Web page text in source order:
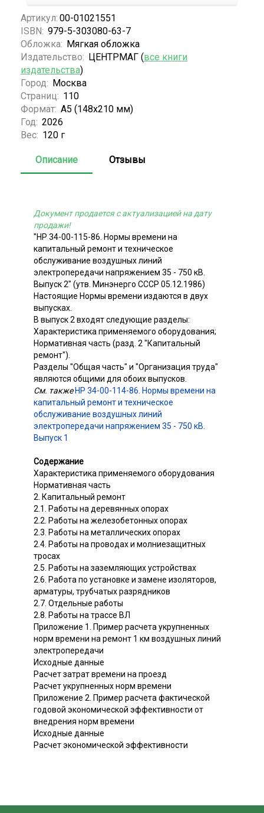
Артикул: 00-01021551
ISBN: 979-5-303080-63-7
Обложка: Мягкая обложка
Издательство: ЦЕНТРМАГ (все книги
издательства)
Город: Москва
Страниц: 110
Формат: А5 (148x210 мм)
Год: 2026
Вес: 120 г
Описание Отзывы
Документ продается с актуализацией на дату
продажи!
"НР 34-00-115-86. Нормы времени на
капитальный ремонт и техническое
обслуживание воздушных линий
электропередачи напряжением 35 - 750 кВ.
Выпуск 2" (утв. Минэнерго СССР 05.12.1986)
Настоящие Нормы времени издаются в двух
выпусках.
В выпуск 2 входят следующие разделы:
Характеристика применяемого оборудования;
Нормативная часть (разд. 2 "Капитальный
ремонт").
Разделы "Общая часть" и "Организация труда"
являются общими для обоих выпусков.
См. также НР 34-00-114-86. Нормы времени на
капитальный ремонт и техническое
обслуживание воздушных линий
электропередачи напряжением 35 - 750 кВ.
Выпуск 1
Содержание
Характеристика применяемого оборудования
Нормативная часть
2. Капитальный ремонт
2.1. Работы на деревянных опорах
2.2. Работы на железобетонных опорах
2.3. Работы на металлических опорах
2.4. Работы на проводах и молниезащитных
тросах
2.5. Работы на заземляющих устройствах
2.6. Работа по установке и замене изоляторов,
арматуры, трубчатых разрядников
2.7. Отдельные работы
2.8. Работы на трассе ВЛ
Приложение 1. Пример расчета укрупненных
норм времени на ремонт 1 км воздушных линий
электропередачи
Исходные данные
Расчет затрат времени на проезд
Расчет укрупненных норм времени
Приложение 2. Пример расчета фактической
годовой экономической эффективности от
внедрения норм времени
Исходные данные
Расчет экономической эффективности